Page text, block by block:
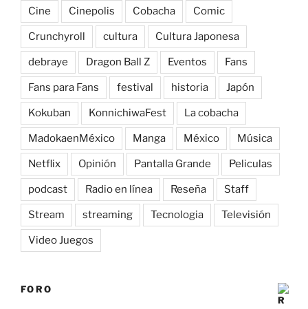
Cine Cinepolis Cobacha Comic
Crunchyroll cultura Cultura Japonesa
debraye Dragon Ball Z Eventos Fans
Fans para Fans festival historia Japón
Kokuban KonnichiwaFest La cobacha
MadokaenMéxico Manga México Música
Netflix Opinión Pantalla Grande Peliculas
podcast Radio en línea Reseña Staff
Stream streaming Tecnologia Televisión
Video Juegos
FORO